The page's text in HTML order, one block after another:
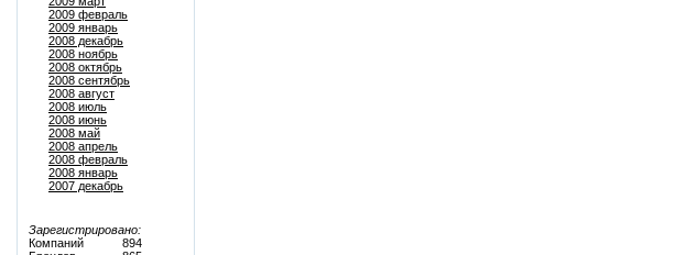
2009 февраль
2009 январь
2008 декабрь
2008 ноябрь
2008 октябрь
2008 сентябрь
2008 август
2008 июль
2008 июнь
2008 май
2008 апрель
2008 февраль
2008 январь
2007 декабрь
Зарегистрировано:
Компаний
894